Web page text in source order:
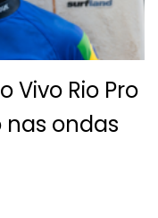
Vivo Rio Pro
ondas